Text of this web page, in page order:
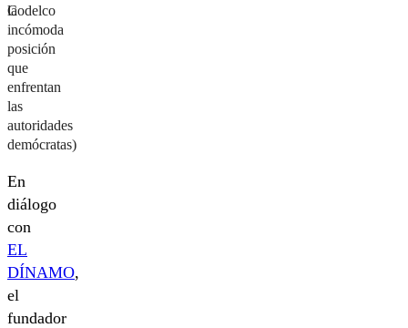
la
incómoda
posición
que
enfrentan
las
autoridades
demócratas)
Codelco
En
diálogo
con
EL
DÍNAMO,
el
fundador